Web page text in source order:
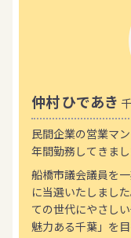
仲村 ひであき
民間企業の営業マ
年間勤務してきまし
船橋市議会議員を
に当選いたしまし
ての世代にやさし
魅力ある千葉」を目